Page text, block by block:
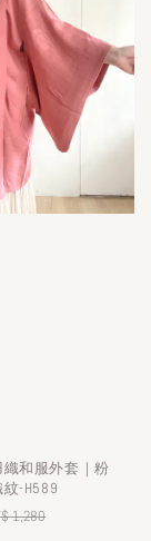
和服外套｜粉
-H589
1,280